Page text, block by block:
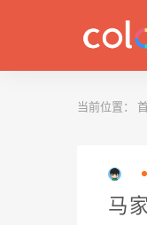
当前位置：
马